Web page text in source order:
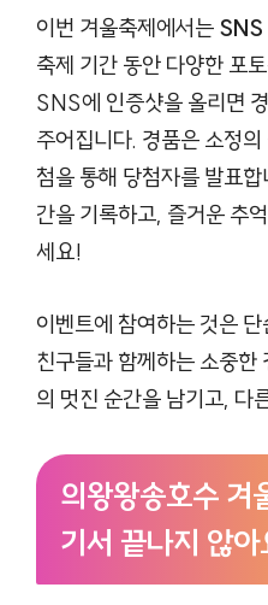
이번 겨울축제에서는 SNS
축제 기간 동안 다양한 포
SNS에 인증샷을 올리면
주어집니다. 경품은 소정
첨을 통해 당첨자를 발표
간을 기록하고, 즐거운 추
세요!
이벤트에 참여하는 것은
친구들과 함께하는 소중한
의 멋진 순간을 남기고, 다
의왕왕송호수 겨
기서 끝나지 않아